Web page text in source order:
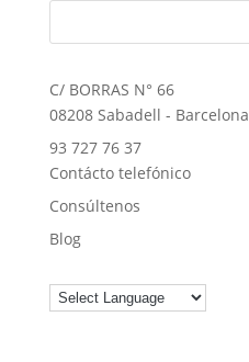
C/ BORRAS N° 66
08208 Sabadell - Barcelona
93 727 76 37
Contácto telefónico
Consúltenos
Blog